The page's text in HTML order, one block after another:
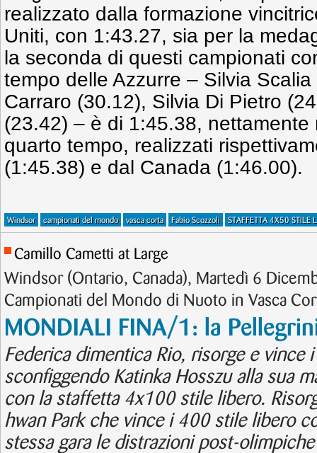
realizzato dalla formazione
Uniti, con 1:43.27, sia per la
la seconda di questi campionati
tempo delle Azzurre – Silvia
Carraro (30.12), Silvia Di Pietro
(23.42) – è di 1:45.38,
quarto tempo, realizzati
(1:45.38) e dal Canada (1:46.00).
Windsor campionati del mondo vasca corta Fabio Scozzoli STAFFETTA 4X50 STILE
Camillo Cametti at Large
Windsor (Ontario, Canada), Martedì 6
Campionati del Mondo di Nuoto in Vasca
MONDIALI FINA/1: la
Federica dimentica Rio, risorge e vince
sconfiggendo Katinka Hosszu alla sua
con la staffetta 4x100 stile libero.
hwan Park che vince i 400 stile libero
stessa gara le distrazioni post-